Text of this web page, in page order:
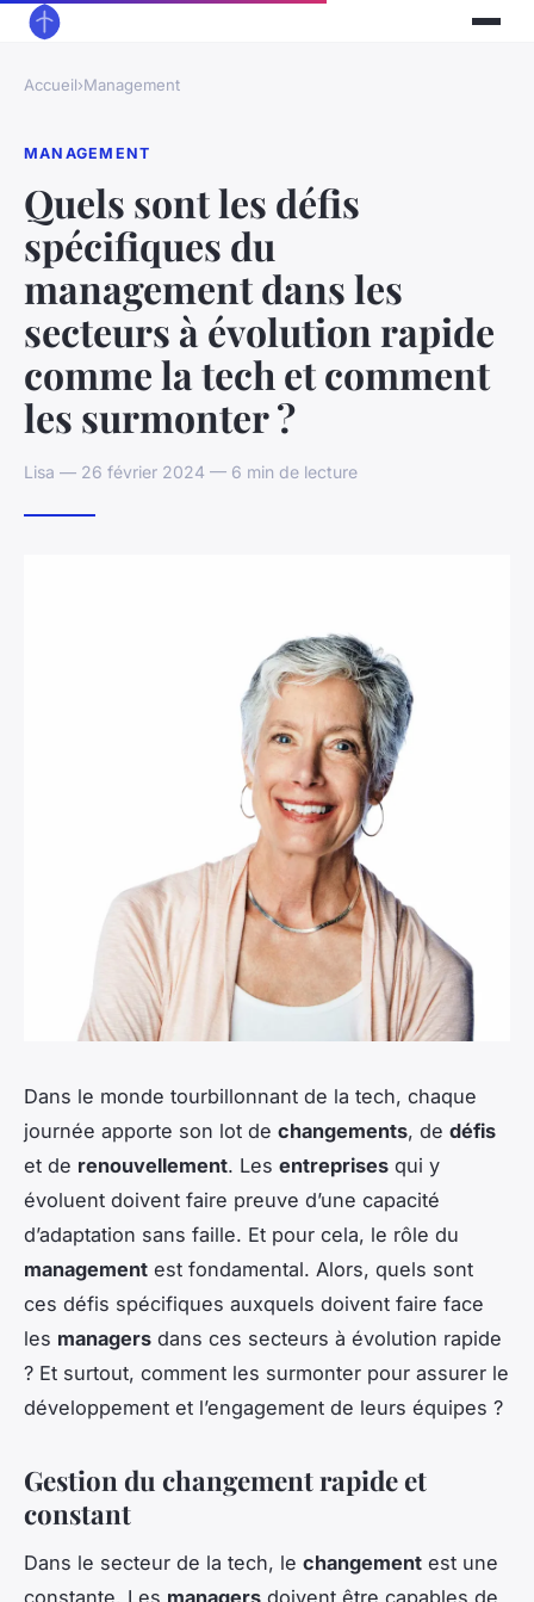
Accueil›Management
MANAGEMENT
Quels sont les défis
spécifiques du
management dans les
secteurs à évolution rapide
comme la tech et comment
les surmonter ?
Lisa — 26 février 2024 — 6 min de lecture
Dans le monde tourbillonnant de la tech, chaque
journée apporte son lot de changements, de défis
et de renouvellement. Les entreprises qui y
évoluent doivent faire preuve d’une capacité
d’adaptation sans faille. Et pour cela, le rôle du
management est fondamental. Alors, quels sont
ces défis spécifiques auxquels doivent faire face
les managers dans ces secteurs à évolution rapide
? Et surtout, comment les surmonter pour assurer le
développement et l’engagement de leurs équipes ?
Gestion du changement rapide et
constant
Dans le secteur de la tech, le changement est une
constante. Les managers doivent être capables de